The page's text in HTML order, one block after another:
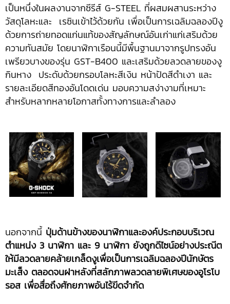
เป็นหนึ่งในผลงานจากซีรีส์ G-STEEL ที่ผสมผสานระหว่าง
วัสดุโลหะและ เรซินเข้าไว้ด้วยกัน เพื่อเป็นการเฉลิมฉลองปีงู
ด้วยการถ่ายทอดแก่นแท้ของสัญลักษณ์อันเก่าแก่เสริมด้วย
ความทันสมัย โดยนาฬิกาเรือนนี้มีพื้นฐานมาจากรูปทรงอัน
เพรียวบางของรุ่น GST-B400 และเสริมด้วยลวดลายของงู
กินหาง ประดับด้วยกรอบโลหะสีเงิน หน้าปัดสีดำเงา และ
รายละเอียดสีทองอันโดดเด่น มอบความสง่างามที่เหมาะ
สำหรับหลากหลายโอกาสทั้งทางการและลำลอง
นอกจากนี้ ปุ่มด้านข้างของนาฬิกาและองค์ประกอบบริเวณ
ตำแหน่ง 3 นาฬิกา และ 9 นาฬิกา ยังถูกดีไซน์อย่างประณีต
ให้มีลวดลายคล้ายเกล็ดงูเพื่อเป็นการเฉลิมฉลองปีนักษัตร
มะเส็ง ตลอดจนฝาหลังที่สลักภาพลวดลายพิเศษของอูโรโบ
รอส เพื่อสื่อถึงศักยภาพอันไร้ขีดจำกัด